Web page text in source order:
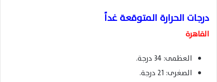
درجات الحرارة المتوقعة غداً
القاهرة
العظمى: 34 درجة.
الصغرى: 21 درجة.